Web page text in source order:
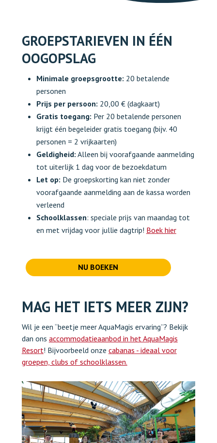
GROEPSTARIEVEN IN ÉÉN
OOGOPSLAG
Minimale groepsgrootte: 20 betalende
personen
Prijs per persoon: 20,00 € (dagkaart)
Gratis toegang: Per 20 betalende personen
krijgt één begeleider gratis toegang (bijv. 40
personen = 2 vrijkaarten)
Geldigheid: Alleen bij voorafgaande aanmelding
tot uiterlijk 1 dag voor de bezoekdatum
Let op: De groepskorting kan niet zonder
voorafgaande aanmelding aan de kassa worden
verleend
Schoolklassen: speciale prijs van maandag tot
en met vrijdag voor jullie dagtrip! Boek hier
NU BOEKEN
MAG HET IETS MEER ZIJN?
Wil je een “beetje meer AquaMagis ervaring”? Bekijk
dan ons accommodatieaanbod in het AquaMagis
Resort! Bijvoorbeeld onze cabanas - ideaal voor
groepen, clubs of schoolklassen.